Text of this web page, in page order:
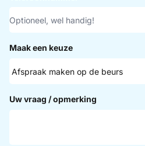
Maak een keuze
Uw vraag / opmerking